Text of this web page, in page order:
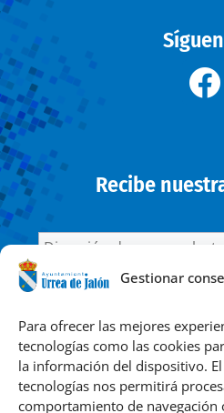
Gestionar
Para ofrecer las mejores
tecnologías como las cookies
la información del dispositivo.
tecnologías nos permitirá
comportamiento de navegación
Recibe
He leído y acepto la
Responsable » Ayuntamiento de
enviarte nuestras publicaciones y